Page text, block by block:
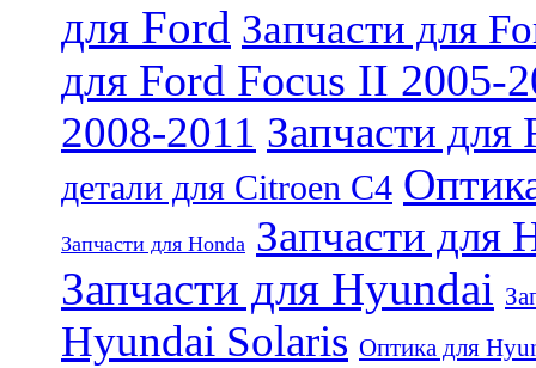
для Ford Запчасти для
для Ford Focus II 2005-
2008-2011 Запчасти
детали для Citroen C4
Запчасти для Honda Запчасти для
Запчасти для Hyundai
Hyundai Solaris Оптика для